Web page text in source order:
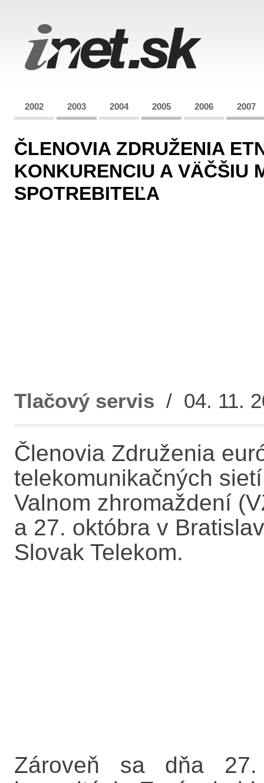
2002 2003 2004 2005 2006 2007
ČLENOVIA ZDRUŽENIA
KONKURENCIU A VÄČŠIU
SPOTREBITEĽA
Tlačový servis / 04. 11.
Členovia Združenia
telekomunikačných
Valnom zhromaždení
a 27. októbra v
Slovak Telekom.
Zároveň sa dňa 27.